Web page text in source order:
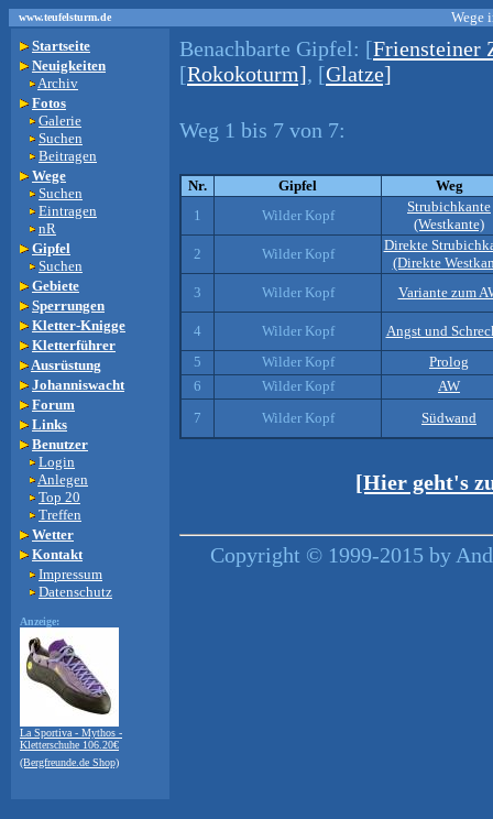
www.teufelsturm.de
Wege
Startseite
Neuigkeiten
Archiv
Fotos
Galerie
Suchen
Beitragen
Wege
Suchen
Eintragen
nR
Gipfel
Suchen
Gebiete
Sperrungen
Kletter-Knigge
Kletterführer
Ausrüstung
Johanniswacht
Forum
Links
Benutzer
Login
Anlegen
Top 20
Treffen
Wetter
Kontakt
Impressum
Datenschutz
Anzeige:
La Sportiva - Mythos -
Kletterschuhe 106.20€
(Bergfreunde.de Shop)
Benachbarte Gipfel: [Friensteiner
[Rokokoturm], [Glatze]
Weg 1 bis 7 von 7:
Nr. Gipfel
Weg
1
Wilder Kopf
Strubichkante
(Westkante)
2
Wilder Kopf
Direkte
(Direkte
3
Wilder Kopf Variante zum
4 Wilder Kopf
Angst und
5
Wilder Kopf
Prolog
6
Wilder Kopf
AW
7
Wilder Kopf Südwand
[Hier geht's
Copyright © 1999-2015 by